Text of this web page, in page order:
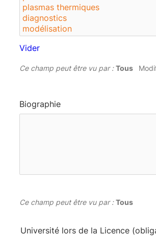
Vider
Ce champ peut être vu par :Tous
Biographie
Ce champ peut être vu par :Tous
Université lors de la Licence